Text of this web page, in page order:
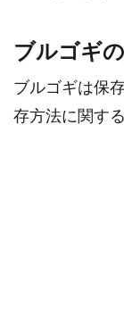
ブルゴギ
ブルゴギは保
存方法に関す